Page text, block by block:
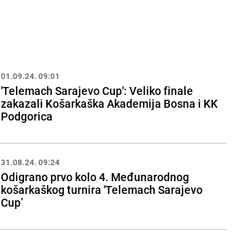
01.09.24. 09:01
'Telemach Sarajevo Cup': Veliko finale
zakazali Košarkaška Akademija Bosna i KK
Podgorica
31.08.24. 09:24
Odigrano prvo kolo 4. Međunarodnog
košarkaškog turnira 'Telemach Sarajevo
Cup’